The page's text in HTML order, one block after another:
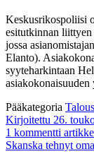
Keskusrikospoliisi
esitutkinnan liittyen
jossa
Elanto).
syyteharkintaan
Pääkategoria Talous
Kirjoitettu 26.
1 kommentti
Skanska tehnyt